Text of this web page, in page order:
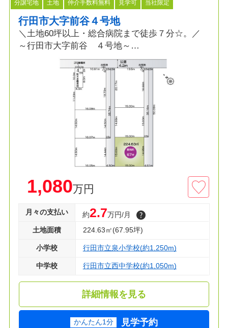
分譲宅地 土地 仲介手数料無料 見学可 当社限定
行田市大字前谷４号地
＼土地60坪以上・総合病院まで徒歩７分☆。／
～行田市大字前谷 ４号地～
≫ポイント
■本下水エリア
■ＪＲ高崎線利用エリア
■フルオーダー・セミオーダー可
□バス停 徒歩３分
□総合病院 徒歩７分
□ファミマ 徒歩11分
□保育園 徒歩13分
主要道路に出やすく買い物に便利な立地♪
◇建築条件付き売地
◇資料請求・見学のご予約等お気軽にお問い合わ
せください！◇
1,080万円
月々の支払い 約2.7万円/月
土地面積 224.63㎡(67.95坪)
小学校 行田市立泉小学校(約1,250m)
中学校 行田市立西中学校(約1,050m)
詳細情報を見る
かんたん1分 見学予約